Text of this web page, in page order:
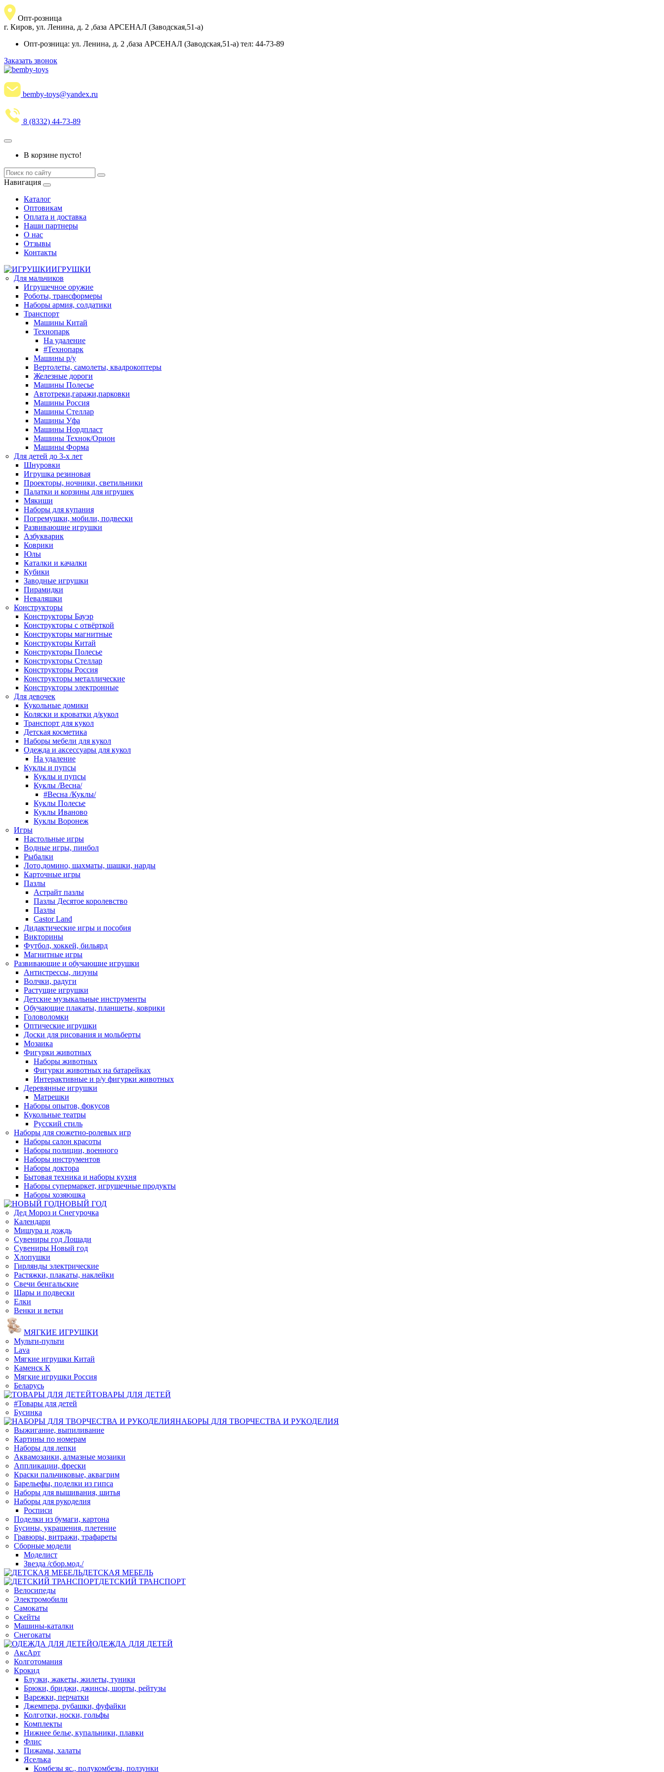
Опт-розница
г. Киров, ул. Ленина, д. 2 ,база АРСЕНАЛ (Заводская,51-а)
Опт-розница: ул. Ленина, д. 2 ,база АРСЕНАЛ (Заводская,51-а) тел: 44-73-89
Заказать звонок
bemby-toys@yandex.ru
8 (8332) 44-73-89
В корзине пусто!
Навигация
Каталог
Оптовикам
Оплата и доставка
Наши партнеры
О нас
Отзывы
Контакты
ИГРУШКИ
Для мальчиков
Игрушечное оружие
Роботы, трансформеры
Наборы армия, солдатики
Транспорт
Машины Китай
Технопарк
На удаление
#Технопарк
Машины р/у
Вертолеты, самолеты, квадрокоптеры
Железные дороги
Машины Полесье
Автотреки,гаражи,парковки
Машины Россия
Машины Стеллар
Машины Уфа
Машины Нордпласт
Машины Технок/Орион
Машины Форма
Для детей до 3-х лет
Шнуровки
Игрушка резиновая
Проекторы, ночники, светильники
Палатки и корзины для игрушек
Мякиши
Наборы для купания
Погремушки, мобили, подвески
Развивающие игрушки
Азбукварик
Коврики
Юлы
Каталки и качалки
Кубики
Заводные игрушки
Пирамидки
Неваляшки
Конструкторы
Конструкторы Бауэр
Конструкторы с отвёрткой
Конструкторы магнитные
Конструкторы Китай
Конструкторы Полесье
Конструкторы Стеллар
Конструкторы Россия
Конструкторы металлические
Конструкторы электронные
Для девочек
Кукольные домики
Коляски и кроватки д/кукол
Транспорт для кукол
Детская косметика
Наборы мебели для кукол
Одежда и аксессуары для кукол
На удаление
Куклы и пупсы
Куклы и пупсы
Куклы /Весна/
#Весна /Куклы/
Куклы Полесье
Куклы Иваново
Куклы Воронеж
Игры
Настольные игры
Водные игры, пинбол
Рыбалки
Лото,домино, шахматы, шашки, нарды
Карточные игры
Пазлы
Астрайт пазлы
Пазлы Десятое королевство
Пазлы
Castor Land
Дидактические игры и пособия
Викторины
Футбол, хоккей, бильярд
Магнитные игры
Развивающие и обучающие игрушки
Антистрессы, лизуны
Волчки, радуги
Растущие игрушки
Детские музыкальные инструменты
Обучающие плакаты, планшеты, коврики
Головоломки
Оптические игрушки
Доски для рисования и мольберты
Мозаика
Фигурки животных
Наборы животных
Фигурки животных на батарейках
Интерактивные и р/у фигурки животных
Деревянные игрушки
Матрешки
Наборы опытов, фокусов
Кукольные театры
Русский стиль
Наборы для сюжетно-ролевых игр
Наборы салон красоты
Наборы полиции, военного
Наборы инструментов
Наборы доктора
Бытовая техника и наборы кухня
Наборы супермаркет, игрушечные продукты
Наборы хозяюшка
НОВЫЙ ГОД
Дед Мороз и Снегурочка
Календари
Мишура и дождь
Сувениры год Лошади
Сувениры Новый год
Хлопушки
Гирлянды электрические
Растяжки, плакаты, наклейки
Свечи бенгальские
Шары и подвески
Елки
Венки и ветки
МЯГКИЕ ИГРУШКИ
Мульти-пульти
Lava
Мягкие игрушки Китай
Каменск К
Мягкие игрушки Россия
Беларусь
ТОВАРЫ ДЛЯ ДЕТЕЙ
#Товары для детей
Бусинка
НАБОРЫ ДЛЯ ТВОРЧЕСТВА И РУКОДЕЛИЯ
Выжигание, выпиливание
Картины по номерам
Наборы для лепки
Аквамозаики, алмазные мозаики
Аппликации, фрески
Краски пальчиковые, аквагрим
Барельефы, поделки из гипса
Наборы для вышивания, шитья
Наборы для рукоделия
Росписи
Поделки из бумаги, картона
Бусины, украшения, плетение
Гравюры, витражи, трафареты
Сборные модели
Моделист
Звезда /сбор.мод./
ДЕТСКАЯ МЕБЕЛЬ
ДЕТСКИЙ ТРАНСПОРТ
Велосипеды
Электромобили
Самокаты
Скейты
Машины-каталки
Снегокаты
ОДЕЖДА ДЛЯ ДЕТЕЙ
АксАрт
Колготомания
Крокид
Блузки, жакеты, жилеты, туники
Брюки, бриджи, джинсы, шорты, рейтузы
Варежки, перчатки
Джемпера, рубашки, фуфайки
Колготки, носки, гольфы
Комплекты
Нижнее белье, купальники, плавки
Флис
Пижамы, халаты
Яселька
Комбезы яс., полукомбезы, ползунки